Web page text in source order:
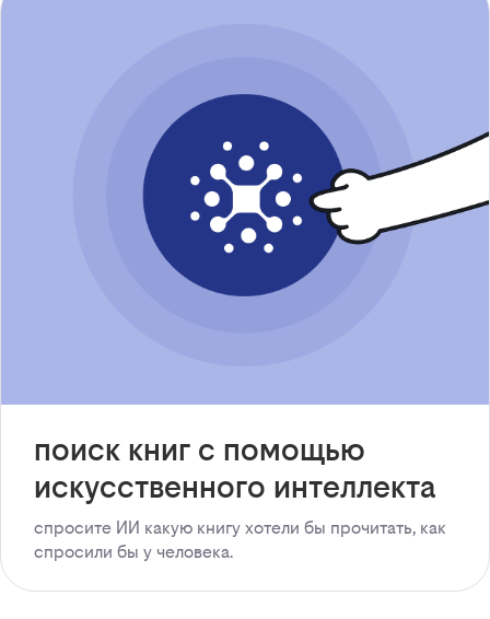
поиск книг с помощью
искусственного интеллекта
спросите ИИ какую книгу хотели бы прочитать, как
спросили бы у человека.